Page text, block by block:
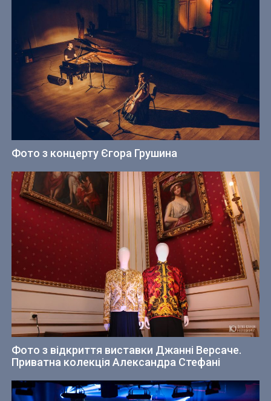
Фото з концерту Єгора Грушина
Фото з відкриття виставки Джанні Версаче.
Приватна колекція Александра Стефані